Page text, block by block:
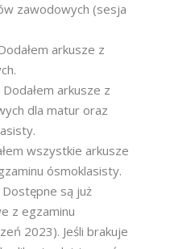
zawodowych (sesja
arkusze z
arkusze z
dla matur oraz
wszystkie arkusze
ósmoklasisty.
są już
z egzaminu
2023). Jeśli brakuje